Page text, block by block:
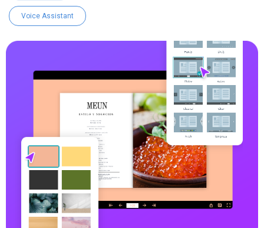
Voice Assistant